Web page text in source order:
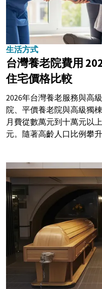
生活方式
台灣養老院費用
住宅價格比較
2026年台灣養老服務與高
院、平價養老院與高級獨
月費從數萬元到十萬元以
元。隨著高齡人口比例攀